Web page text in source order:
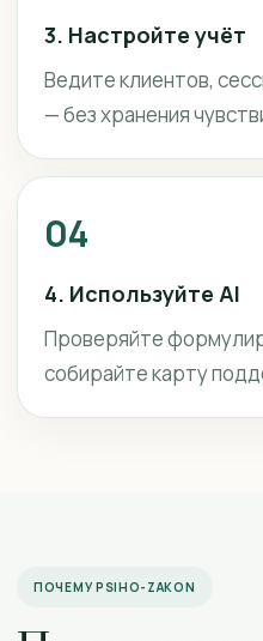
3. Настройте учёт
Ведите клиентов,
— без хранения
04
4. Используйте AI
Проверяйте
собирайте карту
ПОЧЕМУ PSIHO-ZAKON